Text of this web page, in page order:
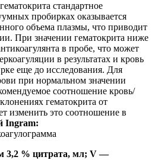
стандартное
пробирках оказывается
объема плазмы, что приводит
При значении гематокрита ниже
в пробе, что может
в результатах и кровь
еще до исследования. Для
при нормальном значении
соотношение кровь/
гематокрита от
изменить это соотношение в
Ingram:
3,2 % цитрата, мл; V —